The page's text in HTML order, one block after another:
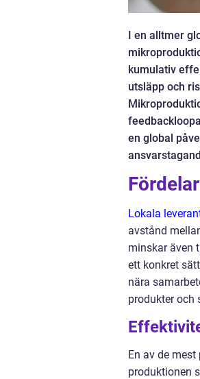
I en alltmer
kumulativ
utsläpp och
en global
Lokala
avstånd
minskar även
ett konkret
nära
produkter och
En av de
produktionen